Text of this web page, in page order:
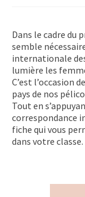
Dans le cadre du
semble
internationale
lumière les
C’est l’occasion
pays de nos
Tout en
correspondance
fiche qui vous
dans votre classe.